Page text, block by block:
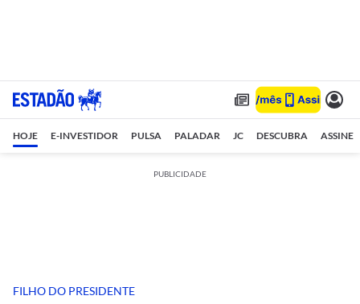
HOJE E-INVESTIDOR PULSA PALADAR JC DESCUBRA ASSINE
PUBLICIDADE
FILHO DO PRESIDENTE